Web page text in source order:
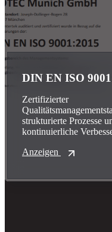
DIN EN ISO
Zertifizierter
strukturierte Prozesse
kontinuierliche
Anzeigen